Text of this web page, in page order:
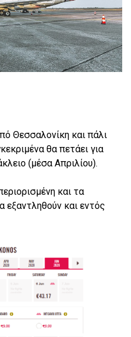
Θεσσαλονίκη και πάλι
θα πετάει για
(μέσα Απριλίου).
και τα
εξαντληθούν και εντός